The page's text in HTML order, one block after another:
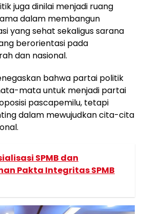
juga dinilai menjadi ruang
dalam membangun
yang sehat sekaligus sarana
berorientasi pada
dan nasional.
bahwa partai politik
mata untuk menjadi partai
pascapemilu, tetapi
dalam mewujudkan cita-cita
SPMB dan
Pakta Integritas SPMB